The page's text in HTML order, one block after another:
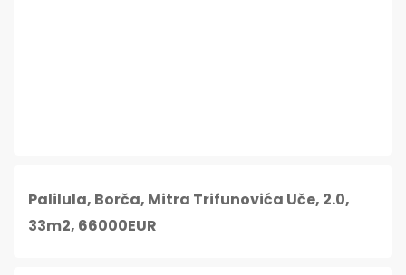
Palilula, Borča, Mitra Trifunovića Uče, 2.0,
33m2, 66000EUR